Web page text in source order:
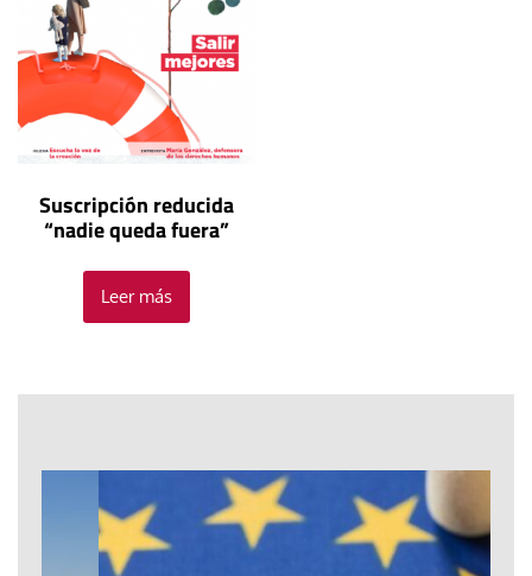
Suscripción reducida
“nadie queda fuera”
Leer más